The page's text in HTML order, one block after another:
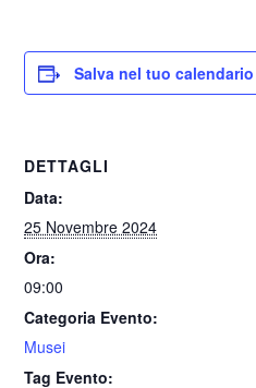
Salva nel tuo calendario
DETTAGLI
Data:
25 Novembre 2024
Ora:
09:00
Categoria Evento:
Musei
Tag Evento: